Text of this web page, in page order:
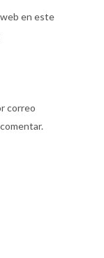
en este
correo